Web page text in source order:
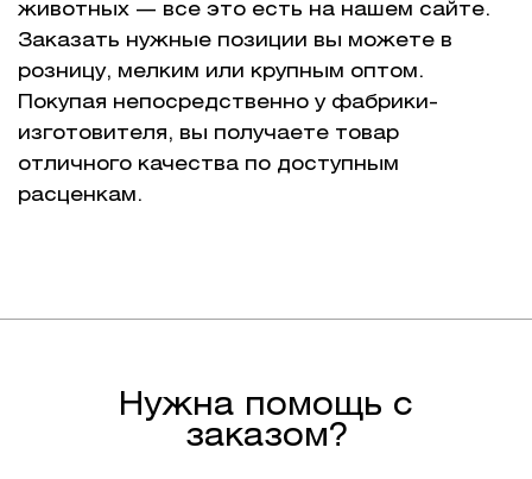
животных — все это есть на нашем сайте.
Заказать нужные позиции вы можете в
розницу, мелким или крупным оптом.
Покупая непосредственно у фабрики-
изготовителя, вы получаете товар
отличного качества по доступным
расценкам.
Нужна помощь с
заказом?